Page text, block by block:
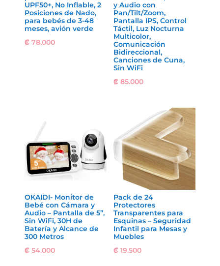
UPF50+, No Inflable, 2
Posiciones de Nado,
para bebés de 3-48
meses, avión verde
₡ 78.000
y Audio con
Pan/Tilt/Zoom,
Pantalla IPS, Control
Táctil, Luz Nocturna
Multicolor,
Comunicación
Bidireccional,
Canciones de Cuna,
Sin WiFi
₡85.000
OKAIDI- Monitor de
Bebé con Cámara y
Audio – Pantalla de 5”,
Sin WiFi, 30H de
Batería y Alcance de
300 Metros
₡ 54.000
Pack de 24
Protectores
Transparentes para
Esquinas – Seguridad
Infantil para Mesas y
Muebles
₡19.500